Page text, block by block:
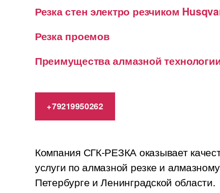
Резка стен электро резчиком
Резка проемов
Преимущества алмазной
+79219950262
Компания СГК-РЕЗКА оказывает
услуги по алмазной резке и
Петербурге и Ленинградской области.